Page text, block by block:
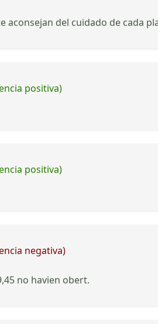
aconsejan del cuidado de cada
positiva)
positiva)
negativa)
no havien obert.